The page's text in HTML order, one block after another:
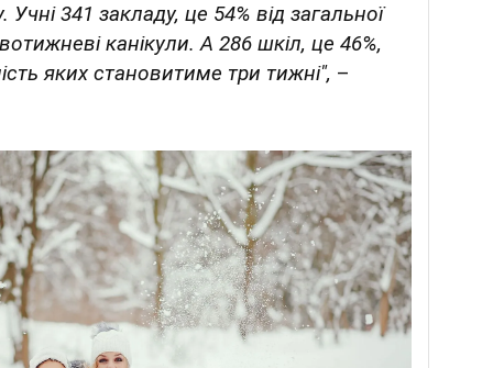
341 закладу, це 54% від загальної
канікули. А 286 шкіл, це 46%,
яких становитиме три тижні", –